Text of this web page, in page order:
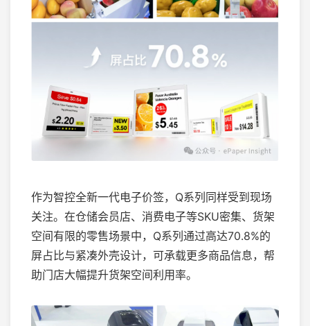
作为智控全新一代电子价签，Q系列同样受到现场
关注。在仓储会员店、消费电子等SKU密集、货架
空间有限的零售场景中，Q系列通过高达70.8%的
屏占比与紧凑外壳设计，可承载更多商品信息，帮
助门店大幅提升货架空间利用率。